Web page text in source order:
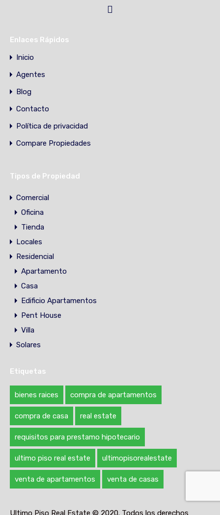
Enlaces Rápidos
Inicio
Agentes
Blog
Contacto
Política de privacidad
Compare Propiedades
Tipos de Propiedad
Comercial
Oficina
Tienda
Locales
Residencial
Apartamento
Casa
Edificio Apartamentos
Pent House
Villa
Solares
Etiquetas
bienes raices compra de apartamentos
compra de casa real estate
requisitos para prestamo hipotecario
ultimo piso real estate ultimopisorealestate
venta de apartamentos venta de casas
Ultimo Piso Real Estate © 2020. Todos los derechos